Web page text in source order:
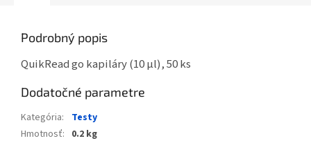
Podrobný popis
QuikRead go kapiláry (10 µl), 50 ks
Dodatočné parametre
Kategória:
Testy
Hmotnosť: 0.2 kg